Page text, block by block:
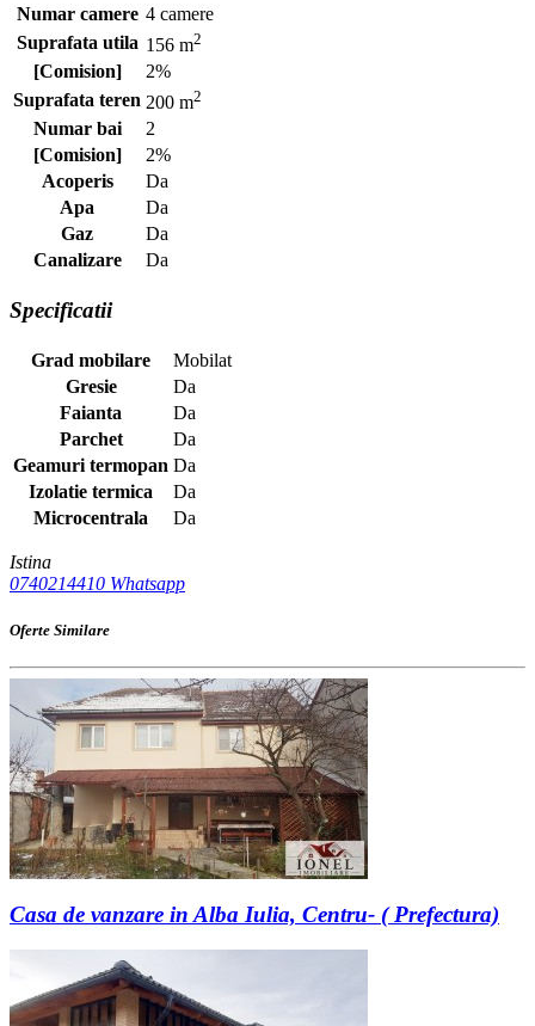
Numar camere 4 camere
Suprafata utila 156 m2
[Comision]
2%
Suprafata teren 200 m2
Numar bai
2
[Comision]
2%
Acoperis
Da
Apa
Da
Gaz
Da
Canalizare
Da
Specificatii
Grad mobilare
Mobilat
Gresie
Da
Faianta
Da
Parchet
Da
Geamuri termopan Da
Izolatie termica
Da
Microcentrala
Da
Istina
0740214410 Whatsapp
Oferte Similare
Casa de vanzare in Alba Iulia, Centru- ( Prefectura)